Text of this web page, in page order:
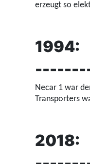
erzeugt so
1994:
Necar 1 war
Transporters
2018: